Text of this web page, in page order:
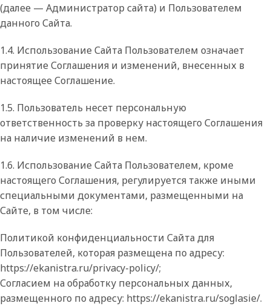
(далее — Администратор сайта) и Пользователем
данного Сайта.
1.4. Использование Сайта Пользователем означает
принятие Соглашения и изменений, внесенных в
настоящее Соглашение.
1.5. Пользователь несет персональную
ответственность за проверку настоящего Соглашения
на наличие изменений в нем.
1.6. Использование Сайта Пользователем, кроме
настоящего Соглашения, регулируется также иными
специальными документами, размещенными на
Сайте, в том числе:
Политикой конфиденциальности Сайта для
Пользователей, которая размещена по адресу:
https://ekanistra.ru/privacy-policy/;
Согласием на обработку персональных данных,
размещенного по адресу: https://ekanistra.ru/soglasie/.